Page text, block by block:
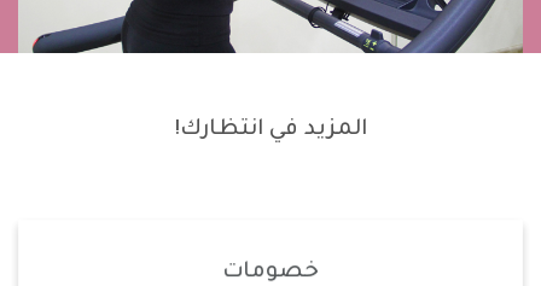
المزيد في انتظارك!
خصومات